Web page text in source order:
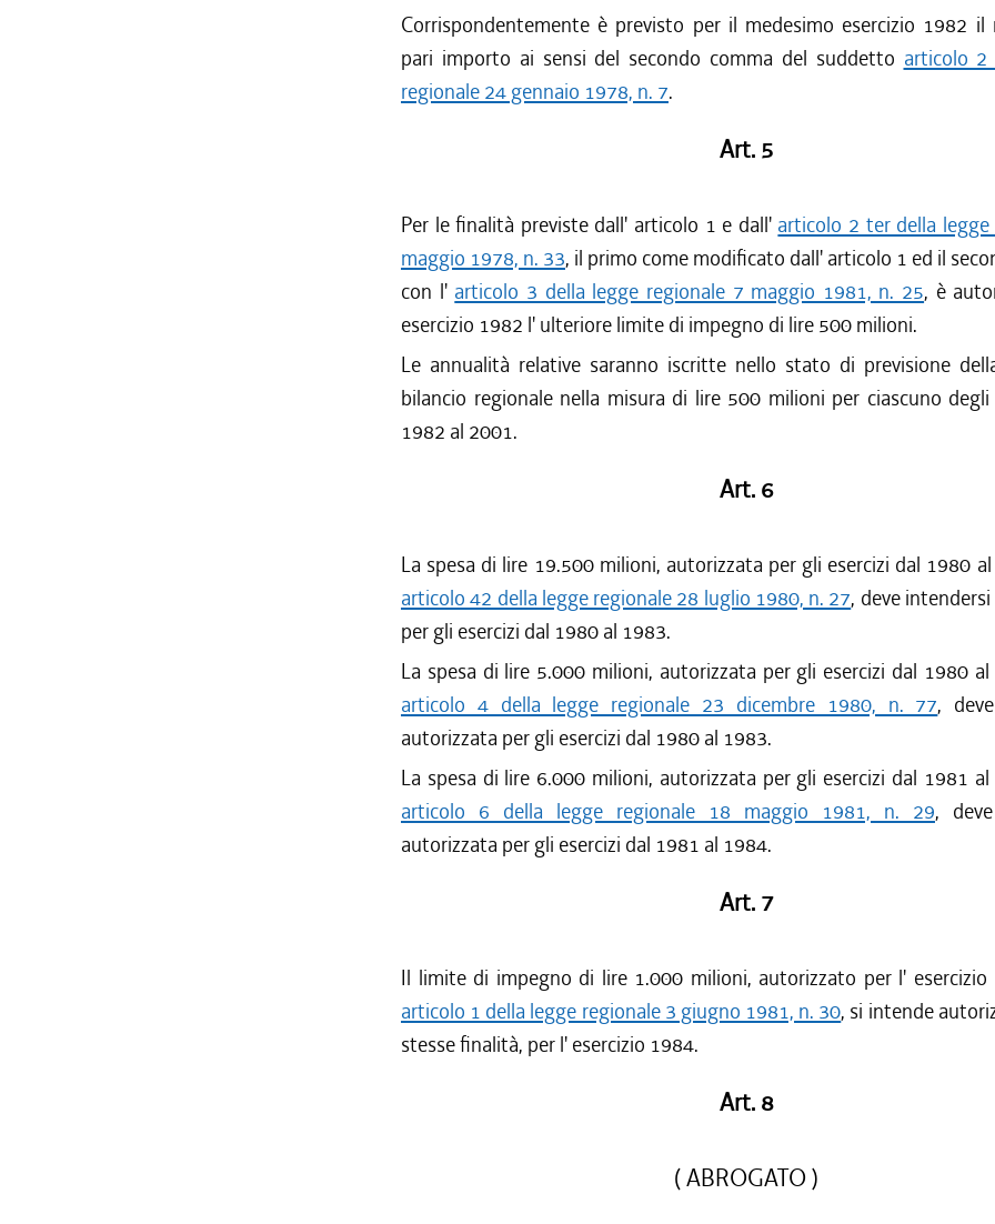
Corrispondentemente è previsto per il medesimo esercizio 1982 il
pari importo ai sensi del secondo comma del suddetto articolo 2
regionale 24 gennaio 1978, n. 7.
Art. 5
Per le finalità previste dall' articolo 1 e dall' articolo 2 ter della
maggio 1978, n. 33, il primo come modificato dall' articolo 1 ed il
con l' articolo 3 della legge regionale 7 maggio 1981, n. 25, è
esercizio 1982 l' ulteriore limite di impegno di lire 500 milioni.
Le annualità relative saranno iscritte nello stato di previsione
bilancio regionale nella misura di lire 500 milioni per ciascuno degli
1982 al 2001.
Art. 6
La spesa di lire 19.500 milioni, autorizzata per gli esercizi dal 1980
articolo 42 della legge regionale 28 luglio 1980, n. 27, deve
per gli esercizi dal 1980 al 1983.
La spesa di lire 5.000 milioni, autorizzata per gli esercizi dal 1980
articolo 4 della legge regionale 23 dicembre 1980, n. 77,
autorizzata per gli esercizi dal 1980 al 1983.
La spesa di lire 6.000 milioni, autorizzata per gli esercizi dal 1981
articolo 6 della legge regionale 18 maggio 1981, n. 29,
autorizzata per gli esercizi dal 1981 al 1984.
Art. 7
Il limite di impegno di lire 1.000 milioni, autorizzato per l'
articolo 1 della legge regionale 3 giugno 1981, n. 30, si intende
stesse finalità, per l' esercizio 1984.
Art. 8
( ABROGATO )